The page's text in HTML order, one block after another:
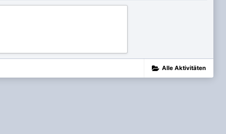
Alle Aktivitäten